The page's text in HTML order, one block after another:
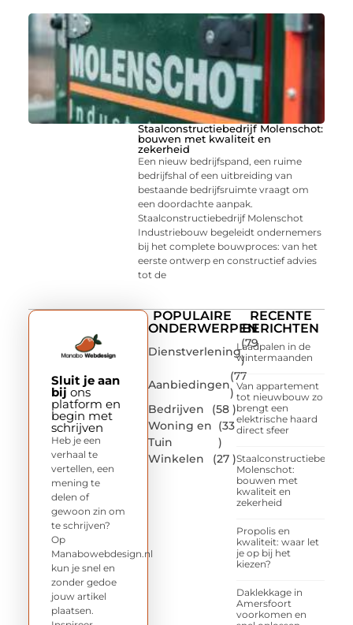
Staalconstructiebedrijf Molenschot:
bouwen met kwaliteit en
zekerheid
Een nieuw bedrijfspand, een ruime
bedrijfshal of een uitbreiding van
bestaande bedrijfsruimte vraagt om
een doordachte aanpak.
Staalconstructiebedrijf Molenschot
Industriebouw begeleidt ondernemers
bij het complete bouwproces: van het
eerste ontwerp en constructief advies
tot de
POPULAIRE
ONDERWERPEN
Dienstverlening
(79
)
Aanbiedingen
(77
)
Bedrijven
(58 )
Woning en
Tuin
(33
)
Winkelen
(27 )
RECENTE
BERICHTEN
Laadpalen in de
wintermaanden
Van appartement
tot nieuwbouw zo
brengt een
elektrische haard
direct sfeer
Staalconstructiebedrijf
Molenschot:
bouwen met
kwaliteit en
zekerheid
Propolis en
kwaliteit: waar let
je op bij het
kiezen?
Daklekkage in
Amersfoort
voorkomen en
Sluit je aan
bij ons
platform en
begin met
schrijven
Heb je een
verhaal te
vertellen, een
mening te
delen of
gewoon zin om
te schrijven?
Op
Manabowebdesign.nl
kun je snel en
zonder gedoe
jouw artikel
plaatsen.